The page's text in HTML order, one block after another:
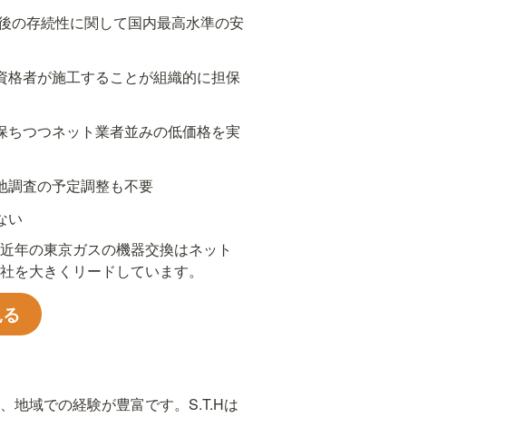
の存続性に関して国内最高水準の安
者が施工することが組織的に担保
つつネット業者並みの低価格を実
調査の予定調整も不要
い
年の東京ガスの機器交換はネット
大きくリードしています。
地域での経験が豊富です。S.T.Hは